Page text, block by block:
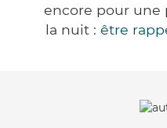
encore pour une
la nuit : être